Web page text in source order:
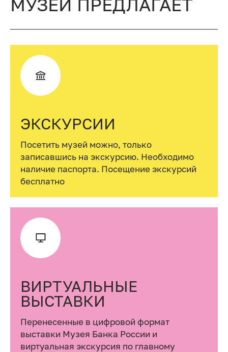
МУЗЕЙ ПРЕДЛАГАЕТ
ЭКСКУРСИИ
Посетить музей можно, только
записавшись на экскурсию. Необходимо
наличие паспорта. Посещение экскурсий
бесплатно
ВИРТУАЛЬНЫЕ
ВЫСТАВКИ
Перенесенные в цифровой формат
выставки Музея Банка России и
виртуальная экскурсия по главному